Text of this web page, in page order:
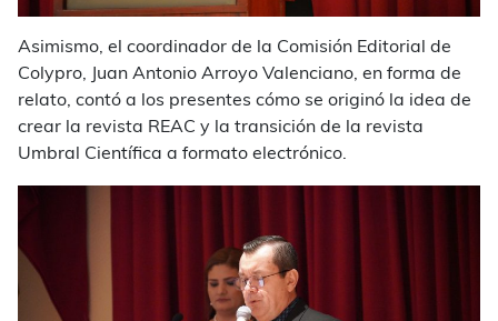
Asimismo, el coordinador de la Comisión Editorial de
Colypro, Juan Antonio Arroyo Valenciano, en forma de
relato, contó a los presentes cómo se originó la idea de
crear la revista REAC y la transición de la revista
Umbral Científica a formato electrónico.